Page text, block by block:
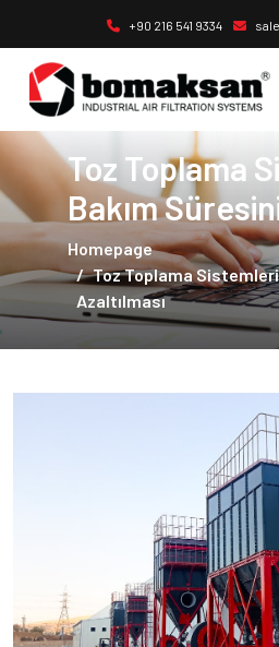
+90 216 541 9334
Toz Toplama
Bakım
Homepage
Toz Toplama
Azaltılması